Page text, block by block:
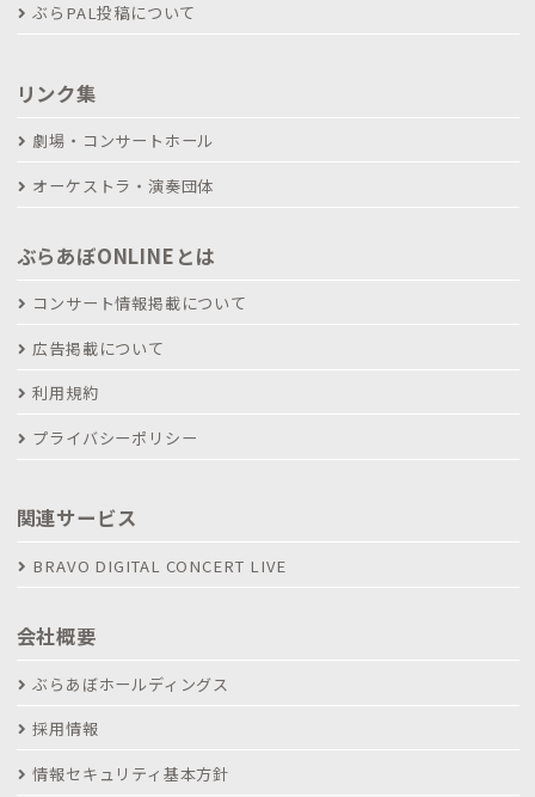
ぶらPAL投稿について
リンク集
劇場・コンサートホール
オーケストラ・演奏団体
ぶらあぼONLINEとは
コンサート情報掲載について
広告掲載について
利用規約
プライバシーポリシー
関連サービス
BRAVO DIGITAL CONCERT LIVE
会社概要
ぶらあぼホールディングス
採用情報
情報セキュリティ基本方針